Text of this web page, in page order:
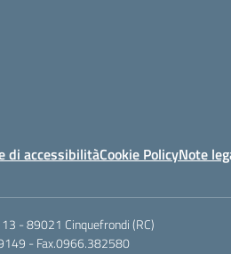
di accessibilitàCookie PolicyNote
- 89021 Cinquefrondi (RC)
- Fax.0966.382580